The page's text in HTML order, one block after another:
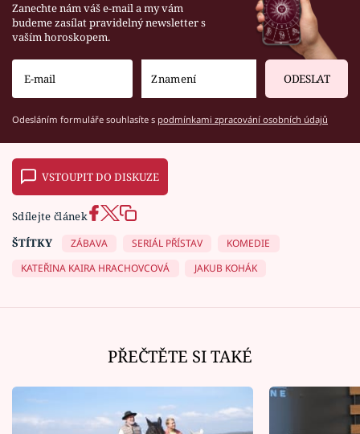
Zanechte nám váš e-mail a my vám
budeme zasílat pravidelný newsletter s
vaším horoskopem.
ODESLAT
Odesláním formuláře souhlasíte s podmínkami zpracování osobních údajů
VSTOUPIT DO DISKUZE
Sdílejte článek
ŠTÍTKY
ZÁBAVA SERIÁL PŘÍSTAV
KOMEDIE
KATEŘINA KAIRA HRACHOVCOVÁ
JAKUB KOHÁK
PŘEČTĚTE SI TAKÉ